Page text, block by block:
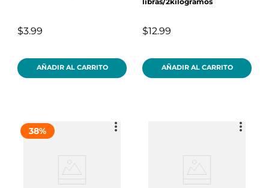
$3.99
AÑADIR AL CARRITO
$12.99
AÑADIR AL CARRITO
38%